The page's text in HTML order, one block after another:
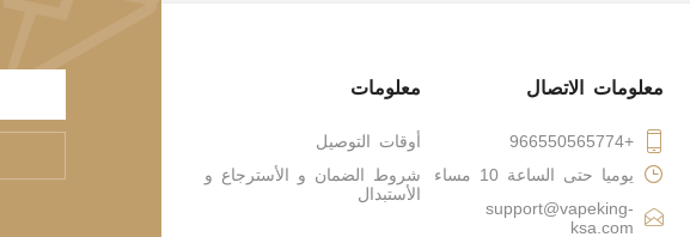
معلومات الاتصال
+966550565774
يوميا حتى الساعة 10 مساء
support@vapeking-
ksa.com
معلومات
أوقات التوصيل
شروط الضمان و الأسترجاع و
الأستبدال